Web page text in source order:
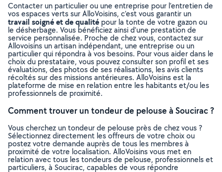
Contacter un particulier ou une entreprise pour l’entretien de
vos espaces verts sur AlloVoisins, c’est vous garantir un
travail soigné et de qualité pour la tonte de votre gazon ou
le désherbage. Vous bénéficiez ainsi d’une prestation de
service personnalisée. Proche de chez vous, contactez sur
Allovoisins un artisan indépendant, une entreprise ou un
particulier qui répondra à vos besoins. Pour vous aider dans le
choix du prestataire, vous pouvez consulter son profil et ses
évaluations, des photos de ses réalisations, les avis clients
récoltés sur des missions antérieures. AlloVoisins est la
plateforme de mise en relation entre les habitants et/ou les
professionnels de proximité.
Comment trouver un tondeur de pelouse à Soucirac ?
Vous cherchez un tondeur de pelouse près de chez vous ?
Sélectionnez directement les offreurs de votre choix ou
postez votre demande auprès de tous les membres à
proximité de votre localisation. AlloVoisins vous met en
relation avec tous les tondeurs de pelouse, professionnels et
particuliers, à Soucirac, capables de vous répondre